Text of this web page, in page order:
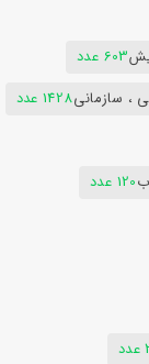
603 عدد
، سازمانی1428 عدد
120 عدد